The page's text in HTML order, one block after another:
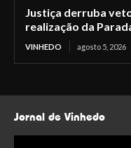
Justiça derruba
realização da
VINHEDO agosto 5, 2026
Jornal de Vinhedo